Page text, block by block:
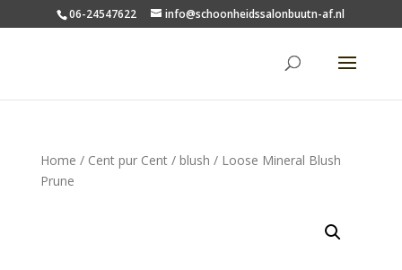
06-24547622 info@schoonheidssalonbuutn-af.nl
Home / Cent pur Cent/ blush / Loose Mineral Blush
Prune